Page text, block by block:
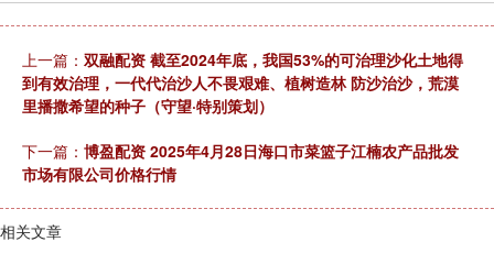
上一篇： 双融配资 截至2024年底，我国53%的可治理沙化土地得
到有效治理，一代代治沙人不畏艰难、植树造林 防沙治沙，荒漠
里播撒希望的种子（守望·特别策划）
下一篇： 博盈配资 2025年4月28日海口市菜篮子江楠农产品批发
市场有限公司价格行情
相关文章